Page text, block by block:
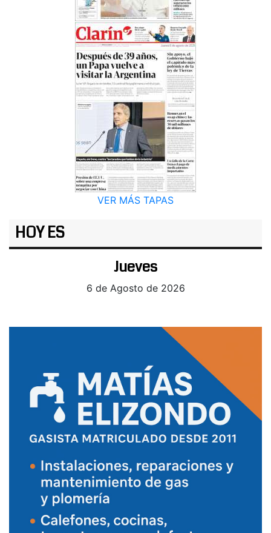
VER MÁS TAPAS
HOY ES
Jueves
6 de Agosto de 2026